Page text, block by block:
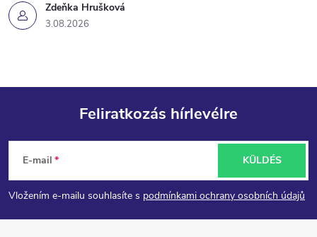
Zdeňka Hrušková
3.08.2026
L
á
b
Feliratkozás hírlevélre
E-mail
Vložením e-mailu souhlasíte s podmínkami ochrany osobních údajů
KÜLDÉS